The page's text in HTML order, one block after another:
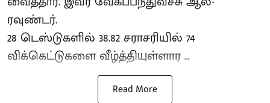
ரவுண்டர்.
28 டெஸ்டுகளில் 38.82 சராசரியில் 74
விக்கெட்டுகளை வீழ்த்தியுள்ளார ...
Read More